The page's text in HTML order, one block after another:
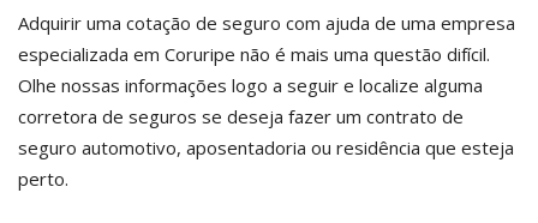
Adquirir uma cotação de seguro com ajuda de uma empresa
especializada em Coruripe não é mais uma questão difícil.
Olhe nossas informações logo a seguir e localize alguma
corretora de seguros se deseja fazer um contrato de
seguro automotivo, aposentadoria ou residência que esteja
perto.